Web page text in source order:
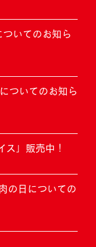
いてのお知ら
ついてのお知ら
ス」販売中！
の日についての